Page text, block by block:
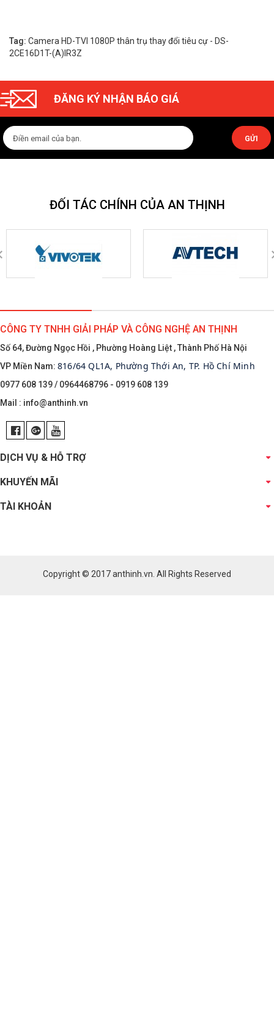
Tag: Camera HD-TVI 1080P thân trụ thay đổi tiêu cự - DS-
2CE16D1T-(A)IR3Z
ĐĂNG KÝ NHẬN BÁO GIÁ
GỬI
ĐỐI TÁC CHÍNH CỦA AN THỊNH
CÔNG TY TNHH GIẢI PHÁP VÀ CÔNG NGHỆ AN THỊNH
Số 64, Đường Ngọc Hồi , Phường Hoàng Liệt , Thành Phố Hà Nội
VP Miền Nam: 816/64 QL1A, Phường Thới An, TP. Hồ Chí Minh
0977 608 139 / 0964468796 - 0919 608 139
Mail : info@anthinh.vn
DỊCH VỤ & HỖ TRỢ
KHUYẾN MÃI
TÀI KHOẢN
Copyright © 2017anthinh.vn . All Rights Reserved